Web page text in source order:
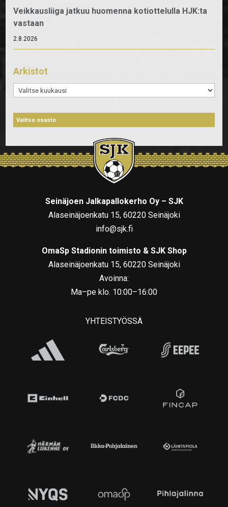
Veikkausliiga jatkuu huomenna kotiottelulla HJK:ta
vastaan
2.8.2026
Arkistot
Arkistot
Seinäjoen Jalkapallokerho Oy – SJK
Alaseinäjoenkatu 15, 60220 Seinäjoki
info@sjk.fi
OmaSp Stadionin toimisto & SJK Shop
Alaseinäjoenkatu 15, 60220 Seinäjoki
Avoinna:
Ma–pe klo. 10:00–16:00
YHTEISTYÖSSÄ